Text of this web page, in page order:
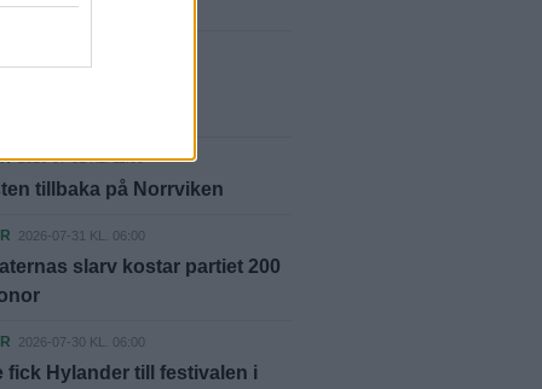
år
2026-07-31 KL. 11:00
tillbaka på Norrviken
2026-07-31 KL. 06:00
slarv kostar partiet 200
2026-07-30 KL. 06:00
fick Hylander till festivalen i